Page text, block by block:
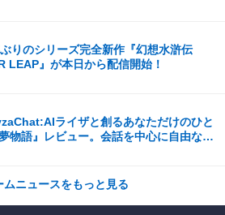
りのシリーズ完全新作『幻想水滸伝
LEAP』が本日から配信開始！
ライザと創るあなただけのひと
物語』レビュー。会話を中心に自由な冒
ムニュースをもっと見る